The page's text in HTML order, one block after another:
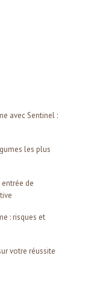
avec Sentinel :
les plus
de
: risques et
votre réussite